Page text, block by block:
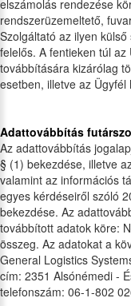
elszámolás rendezése
rendszerüzemeltető,
Szolgáltató az ilyen
felelős. A fentieken túl
továbbítására kizárólag
esetben, illetve az
Adattovábbítás
Az adattovábbítás
§ (1) bekezdése, illetve
valamint az információs
egyes kérdéseiről szóló
bekezdése. Az
továbbított adatok köre:
összeg. Az adatokat a
General Logistics
cím: 2351 Alsónémedi -
telefonszám: 06-1-802